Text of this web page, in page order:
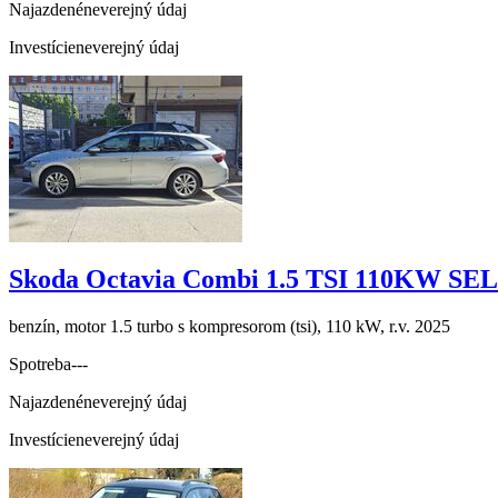
Najazdenéneverejný údaj
Investícieneverejný údaj
Skoda Octavia Combi 1.5 TSI 110KW
benzín, motor 1.5 turbo s kompresorom (tsi), 110 kW, r.v. 2025
Spotreba---
Najazdenéneverejný údaj
Investícieneverejný údaj